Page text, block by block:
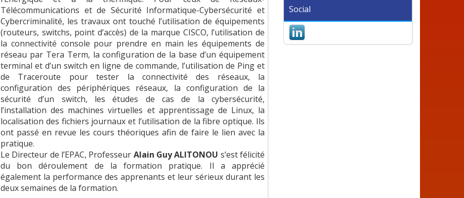
Télécommunications et de Sécurité Informatique-Cybersécurité et
Cybercriminalité, les travaux ont touché l’utilisation de équipements
(routeurs, switchs, point d’accès) de la marque CISCO, l’utilisation de
la connectivité console pour prendre en main les équipements de
réseau par Tera Term, la configuration de la base d’un équipement
terminal et d’un switch en ligne de commande, l’utilisation de Ping et
de Traceroute pour tester la connectivité des réseaux, la
configuration des périphériques réseaux, la configuration de la
sécurité d’un switch, les études de cas de la cybersécurité,
l’installation des machines virtuelles et apprentissage de Linux, la
localisation des fichiers journaux et l’utilisation de la fibre optique. Ils
ont passé en revue les cours théoriques afin de faire le lien avec la
pratique.
Le Directeur de l’EPAC, Professeur Alain Guy ALITONOU s’est félicité
du bon déroulement de la formation pratique. Il a apprécié
également la performance des apprenants et leur sérieux durant les
deux semaines de la formation.
Social